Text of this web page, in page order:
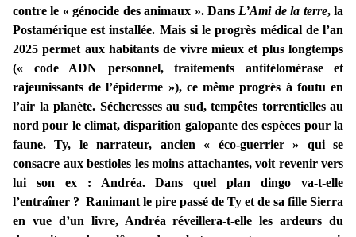
contre le « génocide des animaux ». Dans L’Ami de la terre, la
Postamérique est installée. Mais si le progrès médical de l’an
2025 permet aux habitants de vivre mieux et plus longtemps
(« code ADN personnel, traitements antitélomérase et
rajeunissants de l’épiderme »), ce même progrès à foutu en
l’air la planète. Sécheresses au sud, tempêtes torrentielles au
nord pour le climat, disparition galopante des espèces pour la
faune. Ty, le narrateur, ancien « éco-guerrier » qui se
consacre aux bestioles les moins attachantes, voit revenir vers
lui son ex : Andréa. Dans quel plan dingo va-t-elle
l’entraîner ? Ranimant le pire passé de Ty et de sa fille Sierra
en vue d’un livre, Andréa réveillera-t-elle les ardeurs du